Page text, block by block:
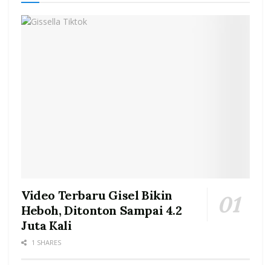
Video Terbaru Gisel Bikin
Heboh, Ditonton Sampai 4.2
Juta Kali
1 SHARES